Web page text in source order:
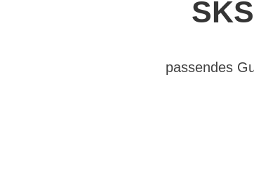
passendes